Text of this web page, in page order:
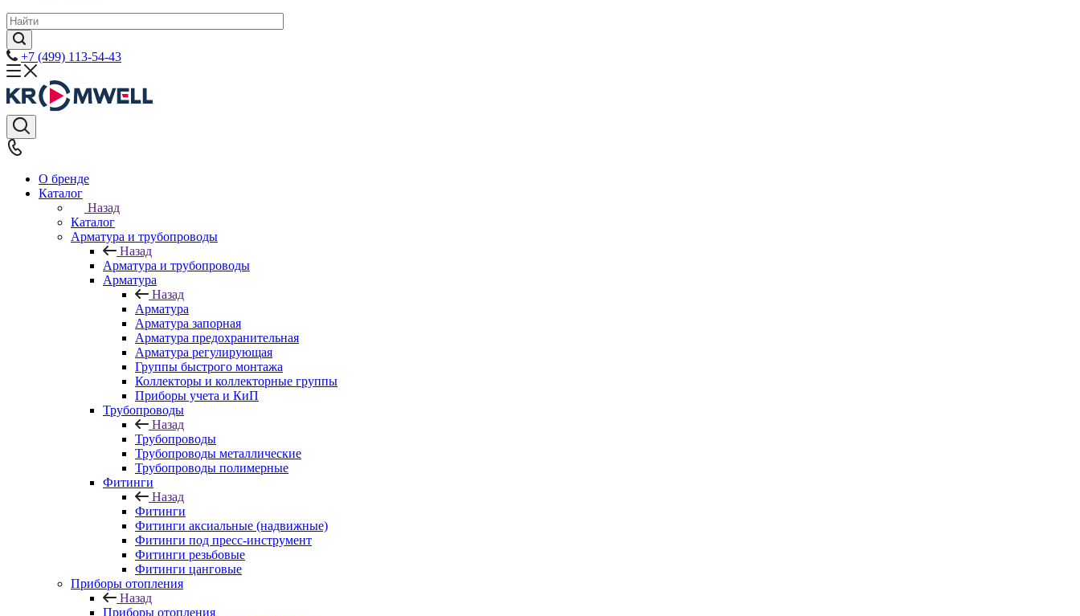
+7 (499) 113-54-43
О бренде
Каталог
Назад
Каталог
Арматура и трубопроводы
Назад
Арматура и трубопроводы
Арматура
Назад
Арматура
Арматура запорная
Арматура предохранительная
Арматура регулирующая
Группы быстрого монтажа
Коллекторы и коллекторные группы
Приборы учета и КиП
Трубопроводы
Назад
Трубопроводы
Трубопроводы металлические
Трубопроводы полимерные
Фитинги
Назад
Фитинги
Фитинги аксиальные (надвижные)
Фитинги под пресс-инструмент
Фитинги резьбовые
Фитинги цанговые
Приборы отопления
Назад
Приборы отопления